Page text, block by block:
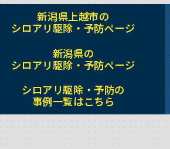
新潟県上越市の
シロアリ駆除・予防ページ
新潟県の
シロアリ駆除・予防ページ
シロアリ駆除・予防の
事例一覧はこちら